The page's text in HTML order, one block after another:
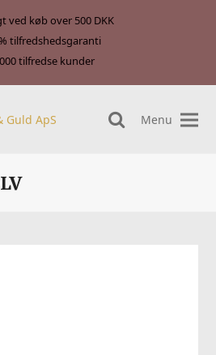
ved køb over 500 DKK
tilfredshedsgaranti
tilfredse kunder
search
Menu